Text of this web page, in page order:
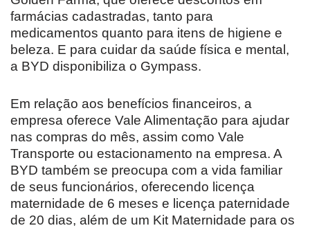
farmácias cadastradas, tanto para
medicamentos quanto para itens de higiene e
beleza. E para cuidar da saúde física e mental,
a BYD disponibiliza o Gympass.
Em relação aos benefícios financeiros, a
empresa oferece Vale Alimentação para ajudar
nas compras do mês, assim como Vale
Transporte ou estacionamento na empresa. A
BYD também se preocupa com a vida familiar
de seus funcionários, oferecendo licença
maternidade de 6 meses e licença paternidade
de 20 dias, além de um Kit Maternidade para os